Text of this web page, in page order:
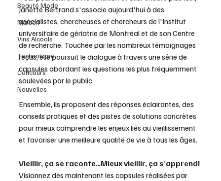
Beauté Mode
Maison
Vins Alcools
Technologie
Concours
Nouvelles
Janette Bertrand s'associe aujourd'hui à des
spécialistes, chercheuses et chercheurs de l'Institut
universitaire de gériatrie de Montréal et de son Centre
de recherche. Touchée par les nombreux témoignages
reçus, elle poursuit le dialogue à travers une série de
capsules abordant les questions les plus fréquemment
soulevées par le public.
Ensemble, ils proposent des réponses éclairantes, des
conseils pratiques et des pistes de solutions concrètes
pour mieux comprendre les enjeux liés au vieillissement
et favoriser une meilleure qualité de vie à tous les âges.
Vieillir, ça se raconte…Mieux vieillir, ça s’apprend!
Visionnez dès maintenant les capsules réalisées par